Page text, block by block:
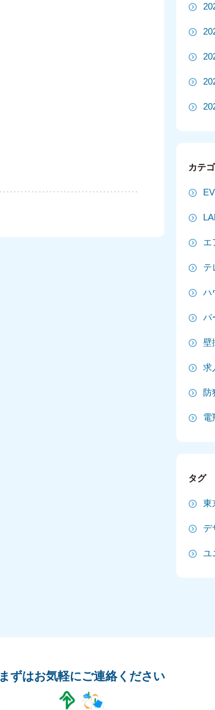
カテ
エ
テ
ハ
パ
壁
求
防
電
タグ
東
デ
ユ
まずはお気軽にご連絡ください